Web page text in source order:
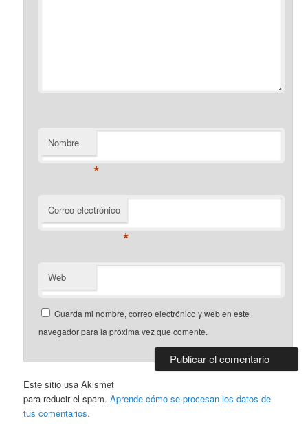
Nombre
*
Correo electrónico
*
Web
Guarda mi nombre, correo electrónico y web en este
navegador para la próxima vez que comente.
Este sitio usa Akismet
para reducir el spam.Aprende cómo se procesan los datos de
tus comentarios.